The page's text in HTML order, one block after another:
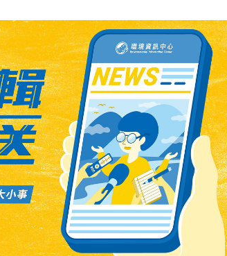
布決定在河北省設立「雄安新區」。中國官
「一項重大歷史性戰略選擇」，是「繼深圳
又一具有全國意義的新區」，是「千年大